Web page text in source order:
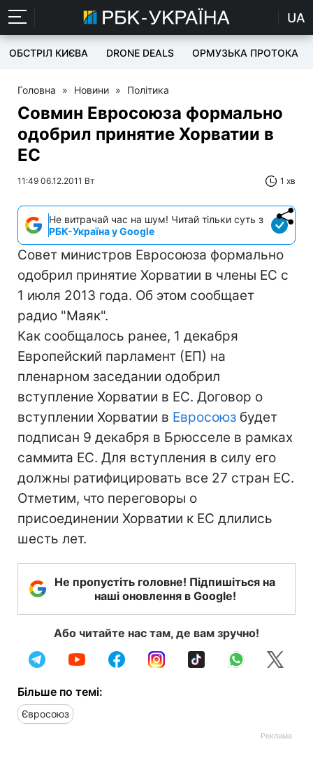
UA
ОБСТРІЛ КИЄВА DRONE DEALS ОРМУЗЬКА ПРОТОКА
Головна » Новини » Політика
Совмин Евросоюза формально
одобрил принятие Хорватии в
ЕС
11:49 06.12.2011 Вт 1 хв
Не витрачай час на шум! Читай тільки суть з
РБК-Україна у Google
Совет министров Евросоюза формально
одобрил принятие Хорватии в члены ЕС с
1 июля 2013 года. Об этом сообщает
радио "Маяк".
Как сообщалось ранее, 1 декабря
Европейский парламент (ЕП) на
пленарном заседании одобрил
вступление Хорватии в ЕС. Договор о
вступлении Хорватии в Евросоюз будет
подписан 9 декабря в Брюсселе в рамках
саммита ЕС. Для вступления в силу его
должны ратифицировать все 27 стран ЕС.
Отметим, что переговоры о
присоединении Хорватии к ЕС длились
шесть лет.
Не пропустіть головне! Підпишіться на
наші оновлення в Google!
Або читайте нас там, де вам зручно!
Більше по темі:
Євросоюз